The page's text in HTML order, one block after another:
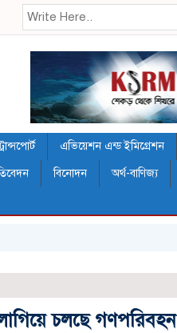
এভিয়েশন এন্ড ইমিগ্রেশন
বিনোদন অর্থ-বাণিজ্য
চল‌ছে গণপরিবহন